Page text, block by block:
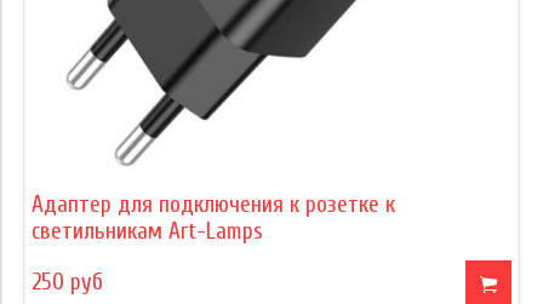
Адаптер для подключения к розетке к
светильникам Art-Lamps
250 руб